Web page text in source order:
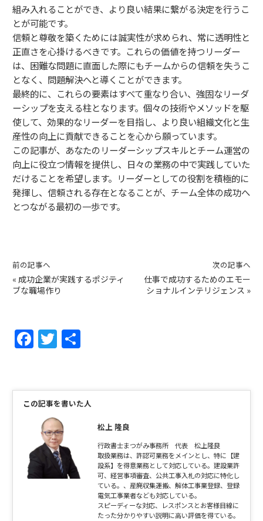
組み入れることができ、より良い結果に繋がる決定を行うこ
とが可能です。
信頼と尊敬を築くためには誠実性が求められ、常に透明性と
正直さを心掛けるべきです。これらの価値を持つリーダー
は、困難な問題に直面した際にもチームからの信頼を失うこ
となく、問題解決へと導くことができます。
最終的に、これらの要素はすべて重なり合い、強固なリーダ
ーシップを支える柱となります。個々の技術やメソッドを駆
使して、効果的なリーダーを目指し、より良い組織文化と生
産性の向上に貢献できることを心から願っています。
この記事が、あなたのリーダーシップスキルとチーム運営の
向上に役立つ情報を提供し、日々の業務の中で実践していた
だけることを希望します。リーダーとしての役割を積極的に
発揮し、信頼される存在となることが、チーム全体の成功へ
とつながる最初の一歩です。
前の記事へ
« 成功企業が実践するポジティ
ブな職場作り
次の記事へ
仕事で成功するためのエモー
ショナルインテリジェンス »
F
a
e
b
o
o
k
T
w
er
この記事を書いた人
松上 隆良
行政書士まつがみ事務所 代表 松上隆良
取扱業務は、許認可業務をメインとし、特に【建
設系】を得意業務として対応している。建設業許
可、経営事項審査、公共工事入札の対応に特化し
ている。、産廃収集運搬、解体工事業登録、登録
電気工事業者なども対応している。
スピーディーな対応、レスポンスとお客様目線に
たった分かりやすい説明に高い評価を得ている。